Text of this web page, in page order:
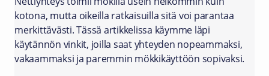
kotona, mutta oikeilla ratkaisuilla sitä voi parantaa
merkittävästi. Tässä artikkelissa käymme läpi
käytännön vinkit, joilla saat yhteyden nopeammaksi,
vakaammaksi ja paremmin mökkikäyttöön sopivaksi.